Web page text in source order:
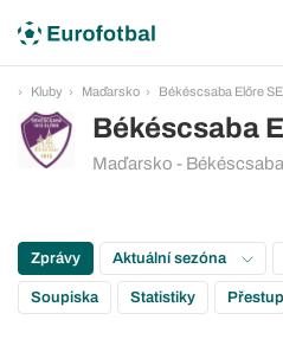
Kluby Maďarsko Békéscsaba Előre SE
Békéscsaba
Maďarsko -
Zprávy Aktuální sezóna
Soupiska Statistiky